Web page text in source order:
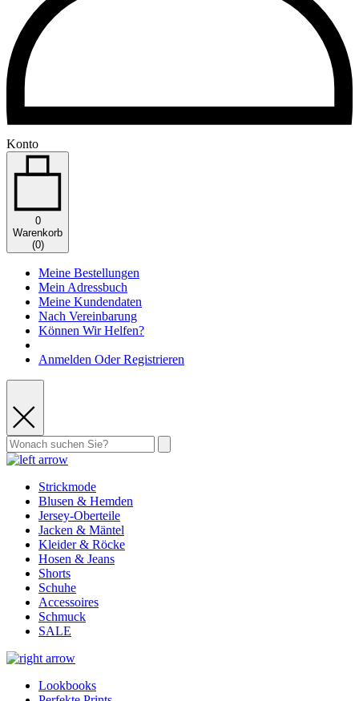
Konto
0
Warenkorb
(0)
Meine Bestellungen
Mein Adressbuch
Meine Kundendaten
Nach Vereinbarung
Können Wir Helfen?
Anmelden Oder Registrieren
Strickmode
Blusen & Hemden
Jersey-Oberteile
Jacken & Mäntel
Kleider & Röcke
Hosen & Jeans
Shorts
Schuhe
Accessoires
Schmuck
SALE
Lookbooks